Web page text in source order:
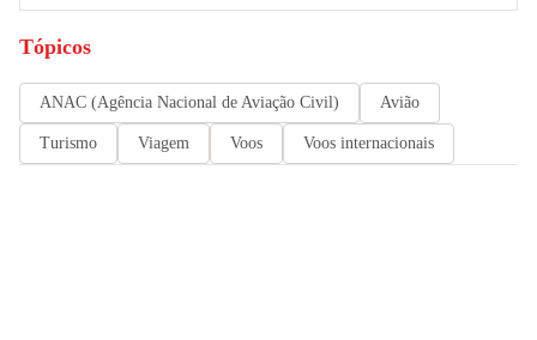
Tópicos
ANAC (Agência Nacional de Aviação Civil) Avião
Turismo Viagem Voos Voos internacionais